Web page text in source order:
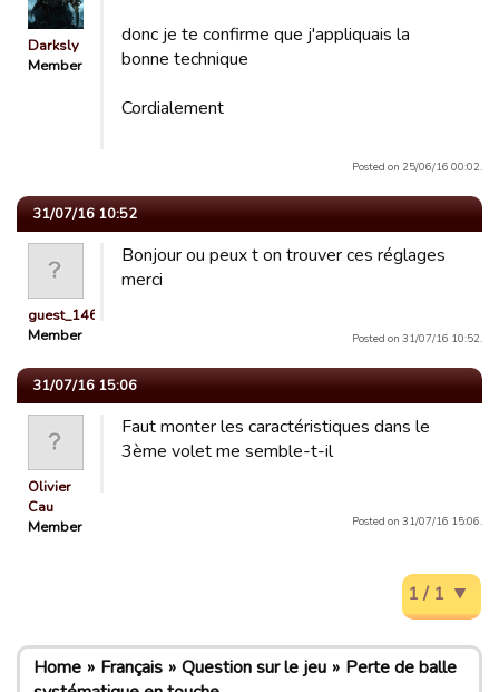
Darksly
Member
donc je te confirme que j'appliquais la
bonne technique
Cordialement
Posted on 25/06/16 00:02.
31/07/16 10:52
guest_1466360778532
Member
Bonjour ou peux t on trouver ces réglages
merci
Posted on 31/07/16 10:52.
31/07/16 15:06
Olivier
Cau
Member
Faut monter les caractéristiques dans le
3ème volet me semble-t-il
Posted on 31/07/16 15:06.
1 / 1
Home Français Question sur le jeu
Perte de balle